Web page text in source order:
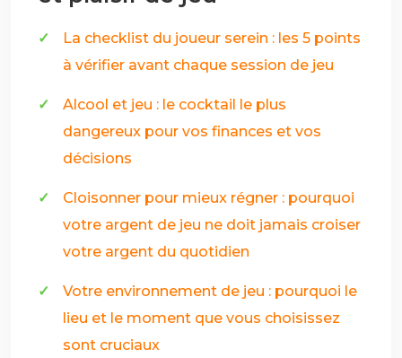
La checklist du joueur serein : les 5 points
à vérifier avant chaque session de jeu
Alcool et jeu : le cocktail le plus
dangereux pour vos finances et vos
décisions
Cloisonner pour mieux régner : pourquoi
votre argent de jeu ne doit jamais croiser
votre argent du quotidien
Votre environnement de jeu : pourquoi le
lieu et le moment que vous choisissez
sont cruciaux